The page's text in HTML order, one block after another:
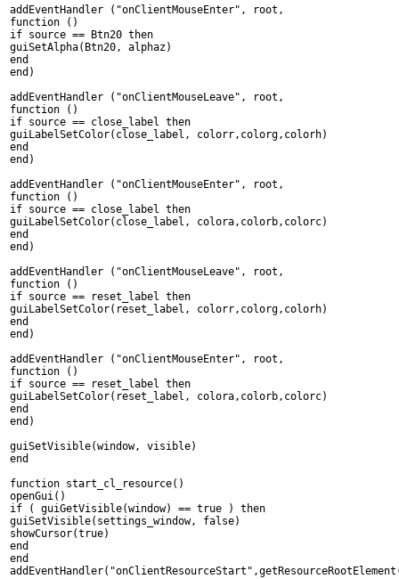
addEventHandler ("onClientMouseEnter", root,
function ()
if source == Btn20 then
guiSetAlpha(Btn20, alphaz)
end
end)
addEventHandler ("onClientMouseLeave", root,
function ()
if source == close_label then
guiLabelSetColor(close_label, colorr,colorg,colorh)
end
end)
addEventHandler ("onClientMouseEnter", root,
function ()
if source == close_label then
guiLabelSetColor(close_label, colora,colorb,colorc)
end
end)
addEventHandler ("onClientMouseLeave", root,
function ()
if source == reset_label then
guiLabelSetColor(reset_label, colorr,colorg,colorh)
end
end)
addEventHandler ("onClientMouseEnter", root,
function ()
if source == reset_label then
guiLabelSetColor(reset_label, colora,colorb,colorc)
end
end)
guiSetVisible(window, visible)
end
function start_cl_resource()
openGui()
if ( guiGetVisible(window) == true ) then
guiSetVisible(settings_window, false)
showCursor(true)
end
end